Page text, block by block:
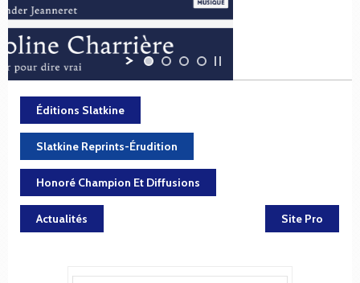
Éditions Slatkine
Slatkine Reprints-Érudition
Honoré Champion Et Diffusions
Actualités Site Pro